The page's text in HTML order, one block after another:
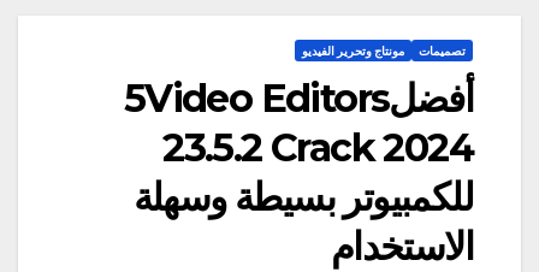
تصميمات مونتاج وتحرير الفيديو
أفضل5Video Editors
23.5.2 Crack 2024
للكمبيوتر بسيطة وسهلة
الاستخدام